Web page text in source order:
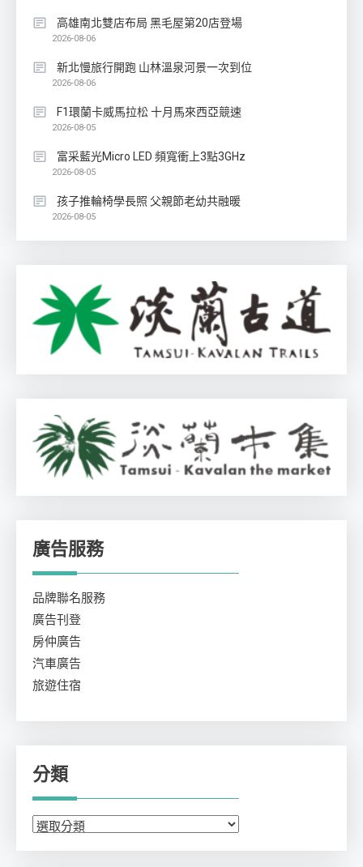
高雄南北雙店布局 黑毛屋第20店登場
2026-08-06
新北慢旅行開跑 山林溫泉河景一次到位
2026-08-06
F1環蘭卡威馬拉松 十月馬來西亞競速
2026-08-05
富采藍光Micro LED 頻寬衝上3點3GHz
2026-08-05
孩子推輪椅學長照 父親節老幼共融暖
2026-08-05
廣告服務
品牌聯名服務
廣告刊登
房仲廣告
汽車廣告
旅遊住宿
分類
分